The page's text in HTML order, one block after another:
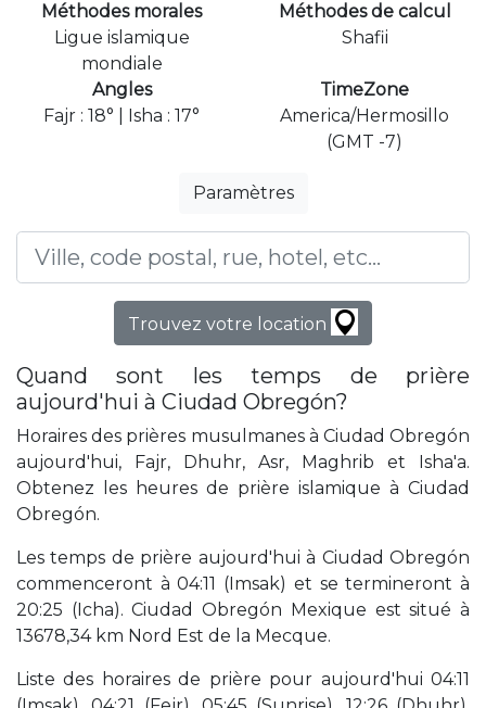
Méthodes morales
Ligue islamique
mondiale
Méthodes de calcul
Shafii
Angles
Fajr : 18° | Isha : 17°
TimeZone
America/Hermosillo
(GMT -7)
Paramètres
Trouvez votre location
Quand sont les temps de prière
aujourd'hui à Ciudad Obregón?
Horaires des prières musulmanes à Ciudad Obregón
aujourd'hui, Fajr, Dhuhr, Asr, Maghrib et Isha'a.
Obtenez les heures de prière islamique à Ciudad
Obregón.
Les temps de prière aujourd'hui à Ciudad Obregón
commenceront à 04:11 (Imsak) et se termineront à
20:25 (Icha). Ciudad Obregón Mexique est situé à
13678,34 km Nord Est de la Mecque.
Liste des horaires de prière pour aujourd'hui 04:11